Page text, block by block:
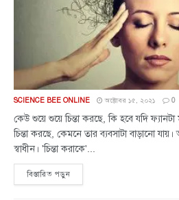
SCIENCE BEE ONLINE অক্টোবর ১৫, ২০২১ 0
কেউ শুয়ে শুয়ে চিন্তা করছে, কি হবে যদি
চিন্তা করছে, কেমনে তার ব্যবসাটা বাড়ানো
স্বাধীন। 'চিন্তা করাকে'...
বিস্তারিত পড়ুন